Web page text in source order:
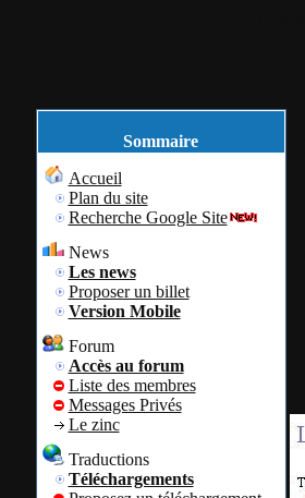
Sommaire
Accueil
Plan du site
Recherche Google Site
News
Les news
Proposer un billet
Version Mobile
Forum
Accès au forum
Liste des membres
Messages Privés
Le zinc
Traductions
Téléchargements